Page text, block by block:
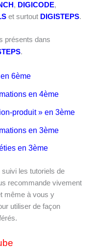
, DIGICODE,
et surtout DIGISTEPS.
présents dans
.
6ème
en 4ème
produit » en 3ème
en 3ème
en 3ème
suivi les tutoriels de
recommande vivement
même à vous y
utiliser de façon